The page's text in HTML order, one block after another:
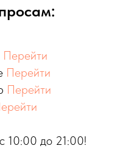
Перейти
Перейти
Перейти
10:00 до 21:00!